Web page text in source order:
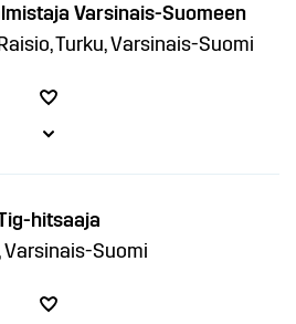
Varsinais-Suomeen
Turku, Varsinais-Suomi
hitsaaja
Varsinais-Suomi